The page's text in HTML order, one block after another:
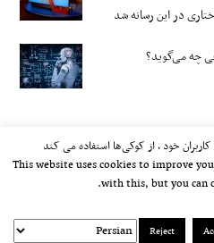
در این رسانه شد
چه می‌گوید؟
خط مشی استفاده مجاز از وب‌سایت
خود ، از کوکی‌ها استفاده می کند
This website uses cookies to improve
with this, but you can
Reject